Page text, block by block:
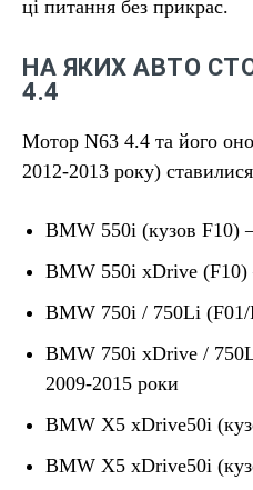
ці питання без прикрас.
НА ЯКИХ АВТО
4.4
Мотор N63 4.4 та його
2012-2013 року)
BMW 550i (кузов F10)
BMW 550i xDrive (F10)
BMW 750i / 750Li (F01/
BMW 750i xDrive /
2009-2015 роки
BMW X5 xDrive50i
BMW X5 xDrive50i